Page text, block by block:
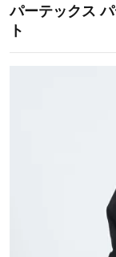
パーテックス
ト